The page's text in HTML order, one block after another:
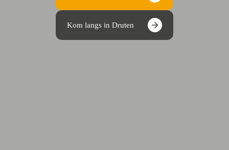
Kom langs in Druten